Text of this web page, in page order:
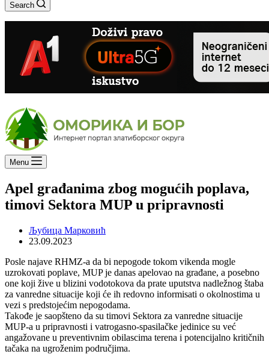
Search
Menu
Apel građanima zbog mogućih poplava,
timovi Sektora MUP u pripravnosti
Љубица Марковић
23.09.2023
Posle najave RHMZ-a da bi nepogode tokom vikenda mogle
uzrokovati poplave, MUP je danas apelovao na građane, a posebno
one koji žive u blizini vodotokova da prate uputstva nadležnog štaba
za vanredne situacije koji će ih redovno informisati o okolnostima u
vezi s predstojećim nepogodama.
Takođe je saopšteno da su timovi Sektora za vanredne situacije
MUP-a u pripravnosti i vatrogasno-spasilačke jedinice su već
angažovane u preventivnim obilascima terena i potencijalno kritičnih
tačaka na ugroženim područjima.